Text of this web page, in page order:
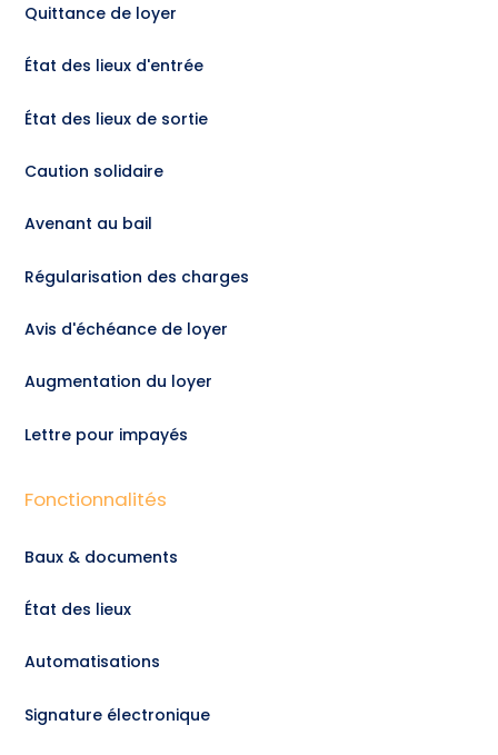
Quittance de loyer
État des lieux d'entrée
État des lieux de sortie
Caution solidaire
Avenant au bail
Régularisation des charges
Avis d'échéance de loyer
Augmentation du loyer
Lettre pour impayés
Fonctionnalités
Baux & documents
État des lieux
Automatisations
Signature électronique